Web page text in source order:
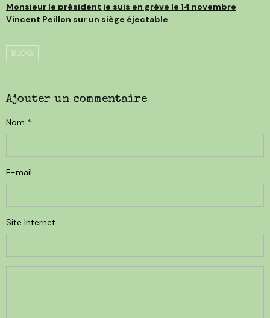
Monsieur le président je suis en grève le 14 novembre
Vincent Peillon sur un siège éjectable
BLOG
Ajouter un commentaire
Nom
E-mail
Site Internet